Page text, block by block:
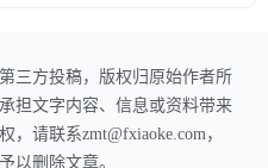
三方投稿，版权归原始作者所
担文字内容、信息或资料带来
请联系zmt@fxiaoke.com，
以删除文章。